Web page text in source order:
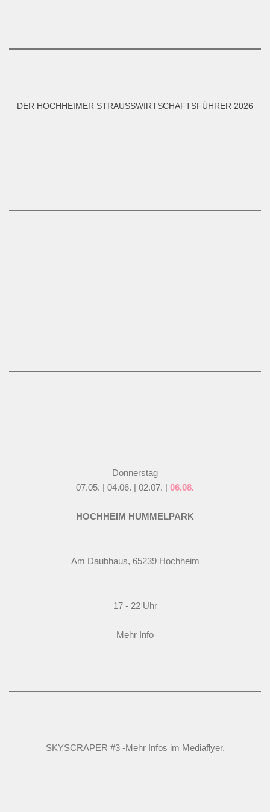
DER HOCHHEIMER STRAUSSWIRTSCHAFTSFÜHRER 2026
Donnerstag
07.05. | 04.06. | 02.07. | 06.08.
HOCHHEIM HUMMELPARK
Am Daubhaus, 65239 Hochheim
17 - 22 Uhr
Mehr Info
SKYSCRAPER #3 -Mehr Infos im Mediaflyer.